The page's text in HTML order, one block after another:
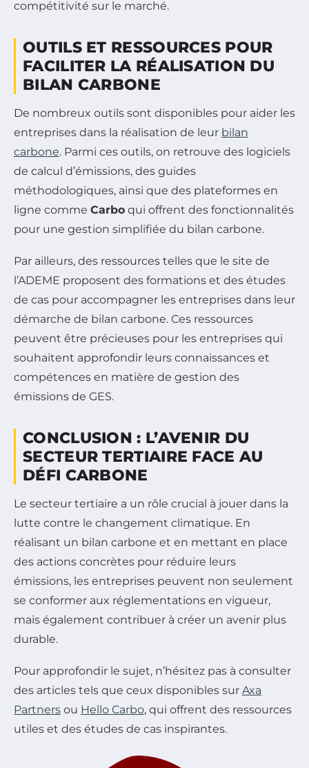
compétitivité sur le marché.
OUTILS ET RESSOURCES POUR
FACILITER LA RÉALISATION DU
BILAN CARBONE
De nombreux outils sont disponibles pour aider les
entreprises dans la réalisation de leur bilan
carbone. Parmi ces outils, on retrouve des logiciels
de calcul d’émissions, des guides
méthodologiques, ainsi que des plateformes en
ligne comme Carbo qui offrent des fonctionnalités
pour une gestion simplifiée du bilan carbone.
Par ailleurs, des ressources telles que le site de
l’ADEME proposent des formations et des études
de cas pour accompagner les entreprises dans leur
démarche de bilan carbone. Ces ressources
peuvent être précieuses pour les entreprises qui
souhaitent approfondir leurs connaissances et
compétences en matière de gestion des
émissions de GES.
CONCLUSION : L’AVENIR DU
SECTEUR TERTIAIRE FACE AU
DÉFI CARBONE
Le secteur tertiaire a un rôle crucial à jouer dans la
lutte contre le changement climatique. En
réalisant un bilan carbone et en mettant en place
des actions concrètes pour réduire leurs
émissions, les entreprises peuvent non seulement
se conformer aux réglementations en vigueur,
mais également contribuer à créer un avenir plus
durable.
Pour approfondir le sujet, n’hésitez pas à consulter
des articles tels que ceux disponibles sur Axa
Partners ou Hello Carbo, qui offrent des ressources
utiles et des études de cas inspirantes.